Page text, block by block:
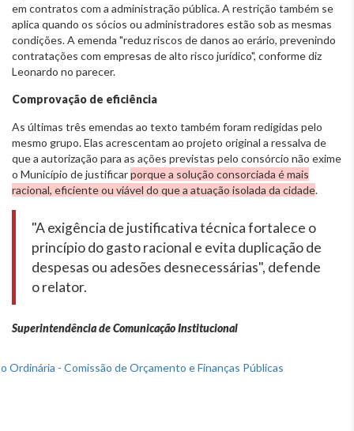
em contratos com a administração pública. A restrição também se
aplica quando os sócios ou administradores estão sob as mesmas
condições. A emenda "reduz riscos de danos ao erário, prevenindo
contratações com empresas de alto risco jurídico", conforme diz
Leonardo no parecer.
Comprovação de eficiência
As últimas três emendas ao texto também foram redigidas pelo
mesmo grupo. Elas acrescentam ao projeto original a ressalva de
que a autorização para as ações previstas pelo consórcio não exime
o Município de justificarporque a solução consorciada é mais
racional, eficiente ou viável do que a atuação isolada da cidade.
"A exigência de justificativa técnica fortalece o
princípio do gasto racional e evita duplicação de
despesas ou adesões desnecessárias", defende
o relator.
Superintendência de Comunicação Institucional